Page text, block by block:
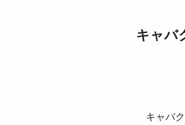
キャバ
キャバ